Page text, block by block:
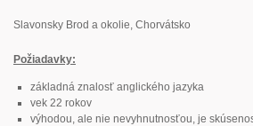
Slavonsky Brod a okolie, Chorvátsko
Požiadavky:
základná znalosť anglického jazyka
vek 22 rokov
výhodou, ale nie nevyhnutnosťou, je